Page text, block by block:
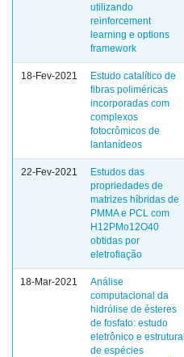
utilizando
reinforcement
learning e options
framework
18-Fev-2021
Estudo catalítico de
fibras poliméricas
incorporadas com
complexos
fotocrômicos de
lantanídeos
22-Fev-2021
Estudos das
propriedades de
matrizes híbridas de
PMMA e PCL com
H12PMo12O40
obtidas por
eletrofiação
18-Mar-2021
Análise
computacional da
hidrólise de ésteres
de fosfato: estudo
eletrônico e estrutural
de espécies